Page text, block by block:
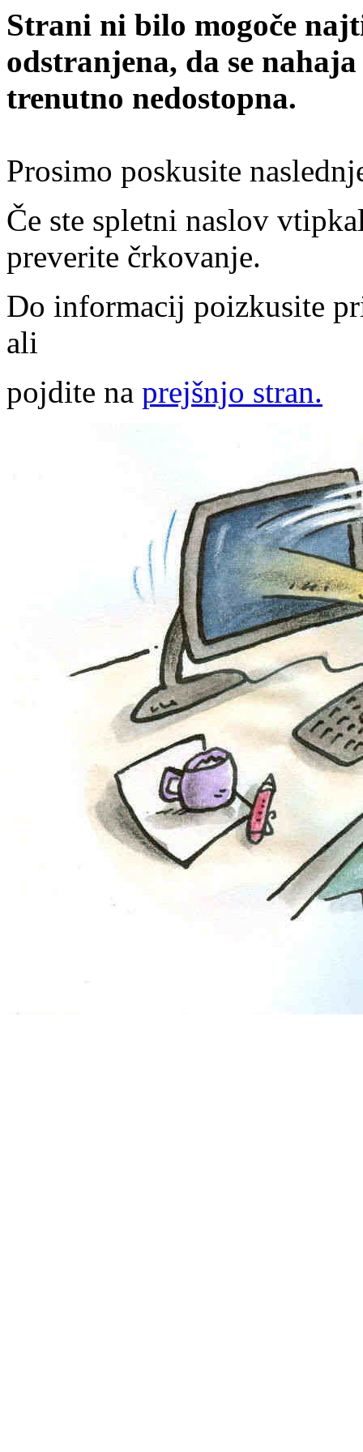
Strani ni bilo mogoče
odstranjena, da se
trenutno nedostopna.
Prosimo poskusite
Če ste spletni naslov
preverite črkovanje.
Do informacij poizkusite
ali
pojdite na prejšnjo stran.